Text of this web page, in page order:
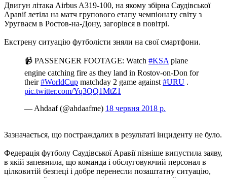
Двигун літака Airbus A319-100, на якому збірна Саудівської
Аравії летіла на матч групового етапу чемпіонату світу з
Уругваєм в Ростов-на-Дону, загорівся в повітрі.
Екстрену ситуацію футболісти зняли на свої смартфони.
📹 PASSENGER FOOTAGE: Watch #KSA plane
engine catching fire as they land in Rostov-on-Don for
their#WorldCup matchday 2 game against #URU .
pic.twitter.com/Yq3QQ1MtZ1
— Ahdaaf (@ahdaafme) 18 червня 2018 р.
Зазначається, що постраждалих в результаті інциденту не було.
Федерація футболу Саудівської Аравії пізніше випустила заяву,
в якій запевнила, що команда і обслуговуючий персонал в
цілковитій безпеці і добре перенесли позаштатну ситуацію,